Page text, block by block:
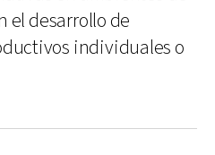
el desarrollo de
individuales o